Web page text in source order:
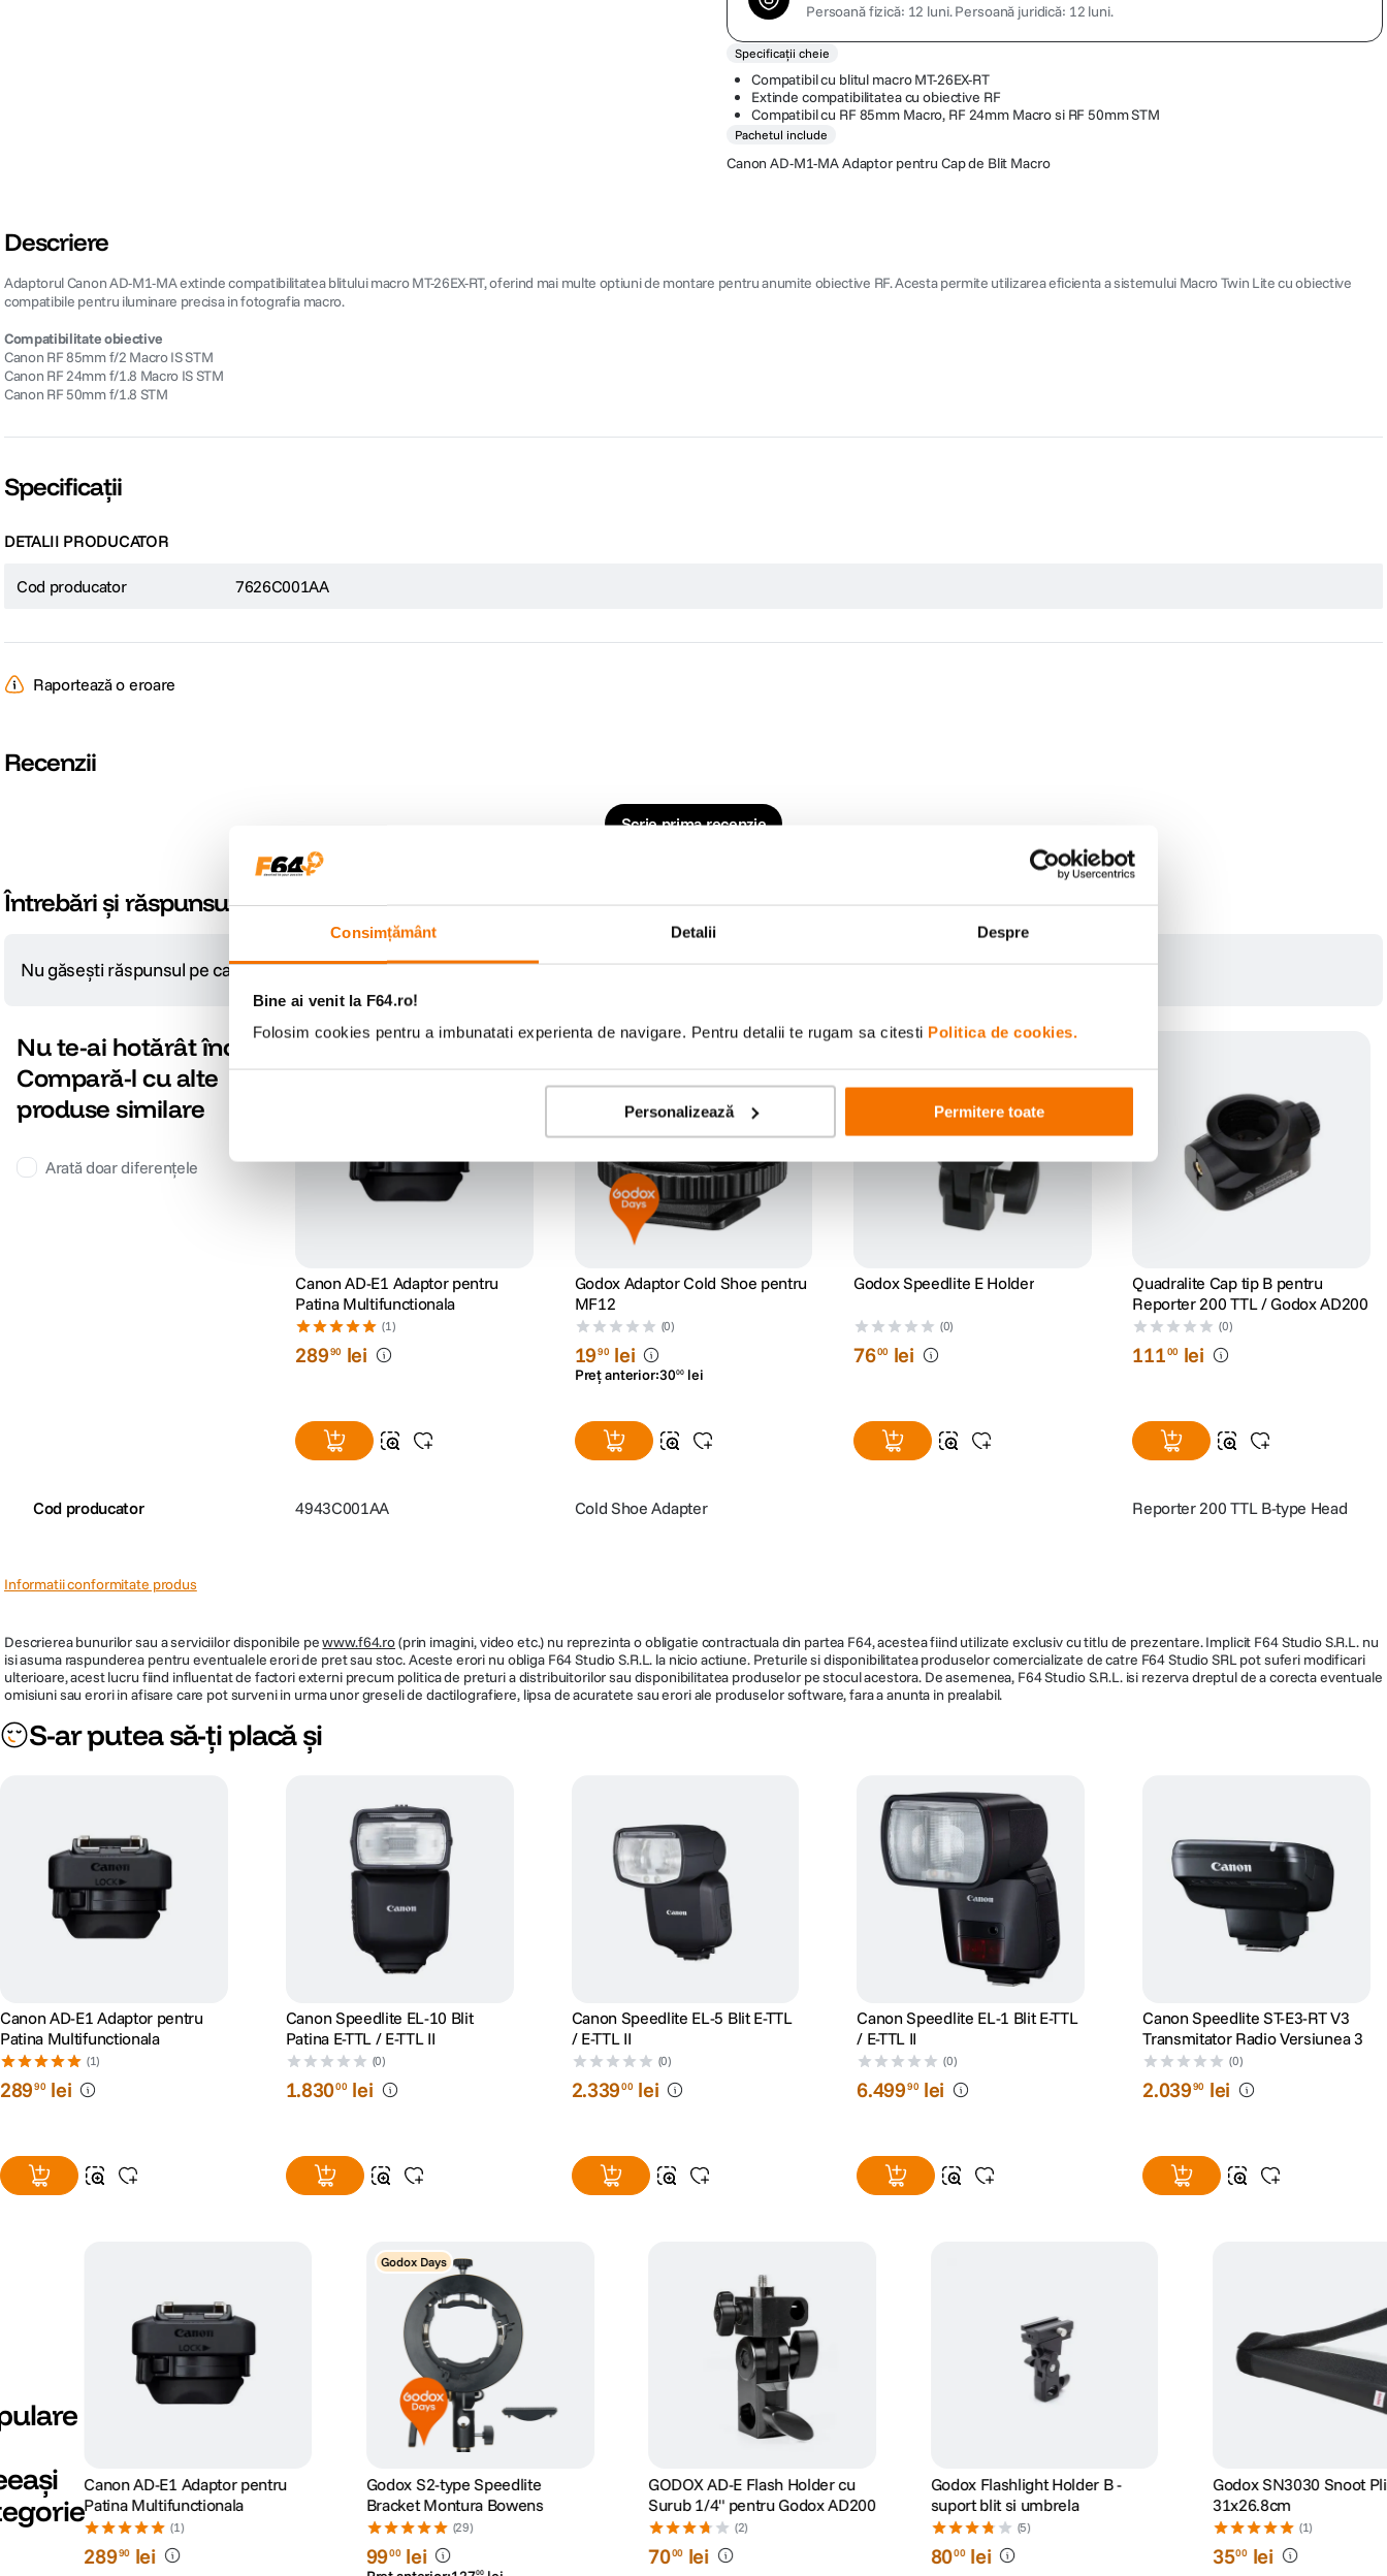
Consimțământ Detalii Despre
Bine ai venit la F64.ro!
Folosim cookies pentru a imbunatati experienta de navigare. Pentru detalii te rugam sa citesti Politica de cookies.
Personalizează Permitere toate
Persoană fizică: 12 luni.Persoană juridică: 12 luni.
Specificații cheie
Compatibil cu blitul macro MT-26EX-RT
Extinde compatibilitatea cu obiective RF
Compatibil cu RF 85mm Macro, RF 24mm Macro si RF 50mm STM
Pachetul include
Canon AD-M1-MA Adaptor pentru Cap de Blit Macro
Descriere
Adaptorul Canon AD-M1-MA extinde compatibilitatea blitului macro MT-26EX-RT, oferind mai multe optiuni de montare pentru anumite obiective RF. Acesta permite utilizarea eficienta a sistemului Macro Twin Lite cu obiective
compatibile pentru iluminare precisa in fotografia macro.
Compatibilitate obiective
Canon RF 85mm f/2 Macro IS STM
Canon RF 24mm f/1.8 Macro IS STM
Canon RF 50mm f/1.8 STM
Specificații
DETALII PRODUCATOR
Cod producator 7626C001AA
Raportează o eroare
Recenzii
Scrie prima recenzie
Întrebări și răspunsuri
Nu găsești răspunsul pe care îl cauți? Pune o întrebare
Nu te-ai hotărât încă?
Compară-l cu alte
produse similare
Arată doar diferențele
Canon AD-E1 Adaptor pentru
Patina Multifunctionala
(1)
28990 lei
Godox Adaptor Cold Shoe pentru
MF12
(0)
1990 lei
Preț anterior:3000 lei
Godox Speedlite E Holder
(0)
7600 lei
Quadralite Cap tip B pentru
Reporter 200 TTL / Godox AD200
(0)
11100 lei
Cod producator 4943C001AA Cold Shoe Adapter Reporter 200 TTL B-type Head
Informatii conformitate produs
Descrierea bunurilor sau a serviciilor disponibile pewww.f64.ro(prin imagini, video etc.) nu reprezinta o obligatie contractuala din partea F64, acestea fiind utilizate exclusiv cu titlu de prezentare. Implicit F64 Studio S.R.L. nu
isi asuma raspunderea pentru eventualele erori de pret sau stoc. Aceste erori nu obliga F64 Studio S.R.L. la nicio actiune. Preturile si disponibilitatea produselor comercializate de catre F64 Studio SRL pot suferi modificari
ulterioare, acest lucru fiind influentat de factori externi precum politica de preturi a distribuitorilor sau disponibilitatea produselor pe stocul acestora. De asemenea, F64 Studio S.R.L. isi rezerva dreptul de a corecta eventuale
omisiuni sau erori in afisare care pot surveni in urma unor greseli de dactilografiere, lipsa de acuratete sau erori ale produselor software, fara a anunta in prealabil.
S-ar putea să-ți placă și
Canon AD-E1 Adaptor pentru
Patina Multifunctionala
(1)
28990 lei
Canon Speedlite EL-10 Blit
Patina E-TTL / E-TTL II
(0)
1.83000 lei
Canon Speedlite EL-5 Blit E-TTL
/ E-TTL II
(0)
2.33900 lei
Canon Speedlite EL-1 Blit E-TTL
/ E-TTL II
(0)
6.49990 lei
Canon Speedlite ST-E3-RT V3
Transmitator Radio Versiunea 3
(0)
2.03990 lei
Canon AD-E1 Adaptor pentru
Patina Multifunctionala
(1)
28990 lei
Godox Days
Godox S2-type Speedlite
Bracket Montura Bowens
(29)
9900 lei
00
GODOX AD-E Flash Holder cu
Surub 1/4" pentru Godox AD200
(2)
7000 lei
Godox Flashlight Holder B -
suport blit si umbrela
(5)
8000 lei
Godox SN3030 Snoot
31x26.8cm
(1)
3500 lei